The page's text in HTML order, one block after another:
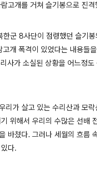
고개를 거쳐 슬기봉으로 진격
한군 8사단이 점령했던 슬기봉
고개 폭격이 있었다는 내용들
사가 소실된 상황을 어느정도
리가 살고 있는 수리산과 모락
위해서 우리의 수많은 선배
바쳤다. 그러나 세월의 흐름
다.